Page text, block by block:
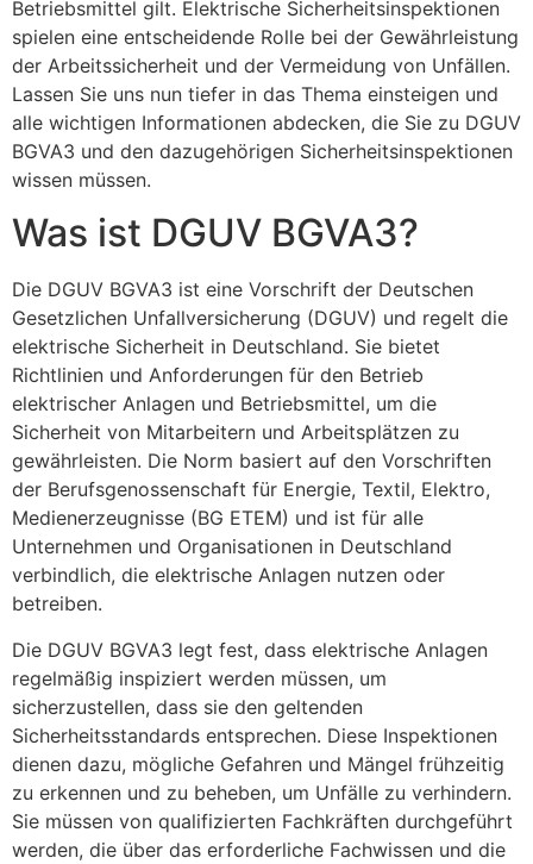
Betriebsmittel gilt. Elektrische Sicherheitsinspektionen
spielen eine entscheidende Rolle bei der Gewährleistung
der Arbeitssicherheit und der Vermeidung von Unfällen.
Lassen Sie uns nun tiefer in das Thema einsteigen und
alle wichtigen Informationen abdecken, die Sie zu DGUV
BGVA3 und den dazugehörigen Sicherheitsinspektionen
wissen müssen.
Was ist DGUV BGVA3?
Die DGUV BGVA3 ist eine Vorschrift der Deutschen
Gesetzlichen Unfallversicherung (DGUV) und regelt die
elektrische Sicherheit in Deutschland. Sie bietet
Richtlinien und Anforderungen für den Betrieb
elektrischer Anlagen und Betriebsmittel, um die
Sicherheit von Mitarbeitern und Arbeitsplätzen zu
gewährleisten. Die Norm basiert auf den Vorschriften
der Berufsgenossenschaft für Energie, Textil, Elektro,
Medienerzeugnisse (BG ETEM) und ist für alle
Unternehmen und Organisationen in Deutschland
verbindlich, die elektrische Anlagen nutzen oder
betreiben.
Die DGUV BGVA3 legt fest, dass elektrische Anlagen
regelmäßig inspiziert werden müssen, um
sicherzustellen, dass sie den geltenden
Sicherheitsstandards entsprechen. Diese Inspektionen
dienen dazu, mögliche Gefahren und Mängel frühzeitig
zu erkennen und zu beheben, um Unfälle zu verhindern.
Sie müssen von qualifizierten Fachkräften durchgeführt
werden, die über das erforderliche Fachwissen und die